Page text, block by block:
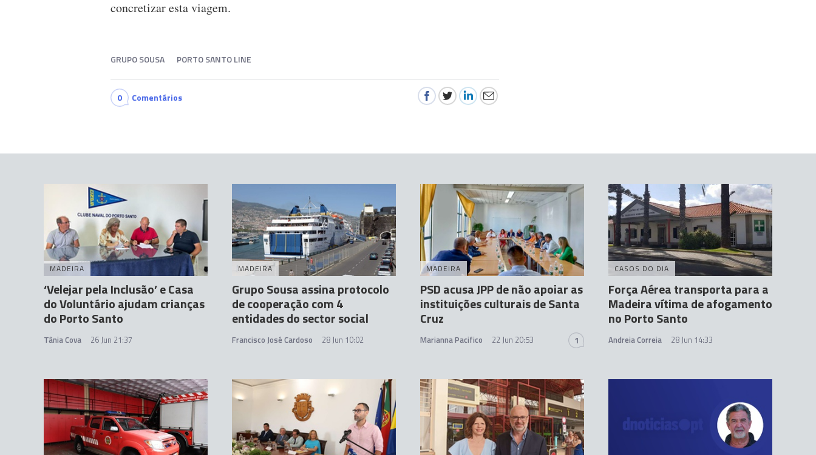
concretizar esta viagem.
GRUPO SOUSA PORTO SANTO LINE
0 Comentários
MADEIRA
‘Velejar pela Inclusão’ e Casa
do Voluntário ajudam crianças
do Porto Santo
Tânia Cova 26 Jun 21:37
MADEIRA
Grupo Sousa assina protocolo
de cooperação com 4
entidades do sector social
Francisco José Cardoso 28 Jun 10:02
MADEIRA
PSD acusa JPP de não apoiar as
instituições culturais de Santa
Cruz
Marianna Pacifico 22 Jun 20:53 1
CASOS DO DIA
Força Aérea transporta para a
Madeira vítima de afogamento
no Porto Santo
Andreia Correia 28 Jun 14:33